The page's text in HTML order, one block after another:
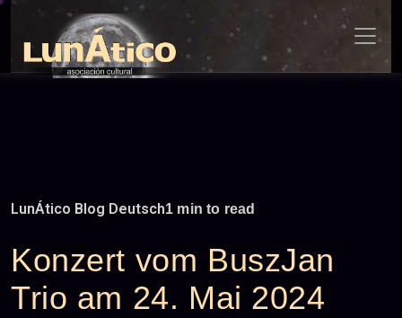
Skip
content
LunÁtico Blog Deutsch1 min to read
Konzert vom BuszJan
Trio am 24. Mai 2024